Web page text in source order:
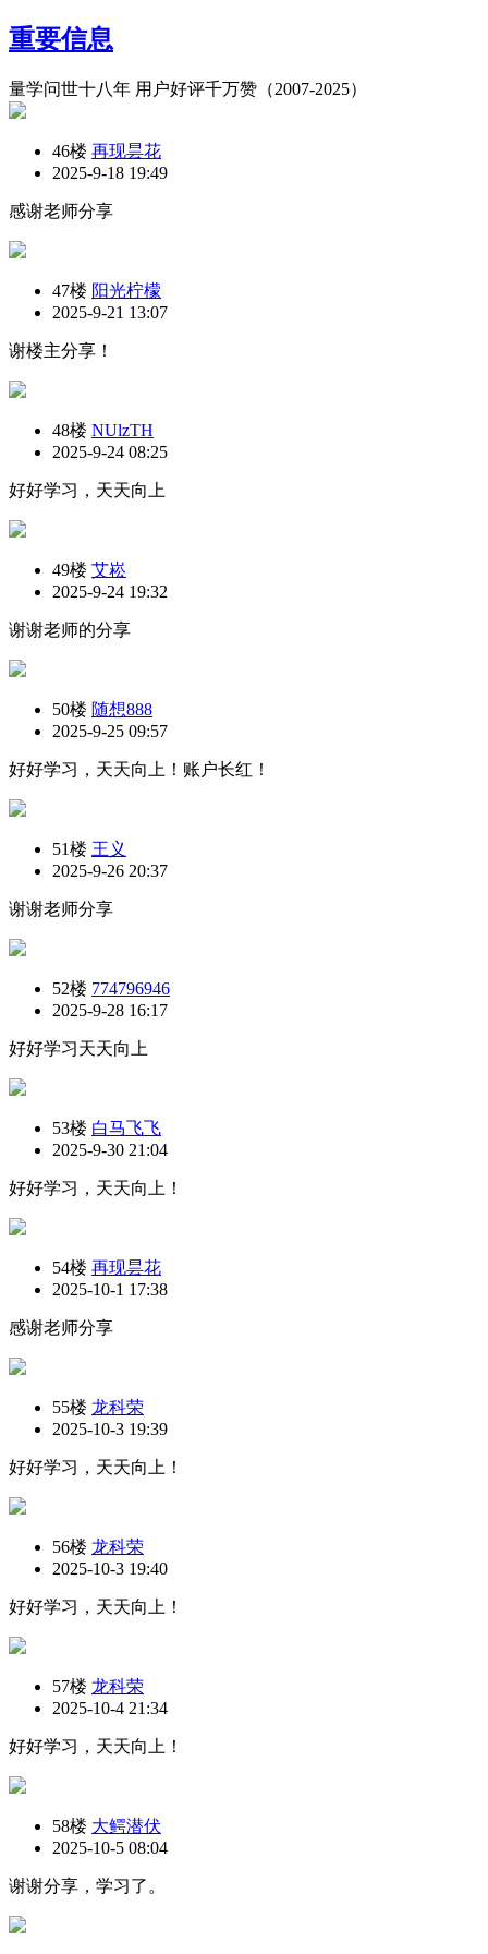
重要信息
量学问世十八年 用户好评千万赞（2007-2025）
46楼 再现昙花
2025-9-18 19:49
感谢老师分享
47楼 阳光柠檬
2025-9-21 13:07
谢楼主分享！
48楼 NUlzTH
2025-9-24 08:25
好好学习，天天向上
49楼 艾崧
2025-9-24 19:32
谢谢老师的分享
50楼 随想888
2025-9-25 09:57
好好学习，天天向上！账户长红！
51楼 王义
2025-9-26 20:37
谢谢老师分享
52楼 774796946
2025-9-28 16:17
好好学习天天向上
53楼 白马飞飞
2025-9-30 21:04
好好学习，天天向上！
54楼 再现昙花
2025-10-1 17:38
感谢老师分享
55楼 龙科荣
2025-10-3 19:39
好好学习，天天向上！
56楼 龙科荣
2025-10-3 19:40
好好学习，天天向上！
57楼 龙科荣
2025-10-4 21:34
好好学习，天天向上！
58楼 大鳄潜伏
2025-10-5 08:04
谢谢分享，学习了。